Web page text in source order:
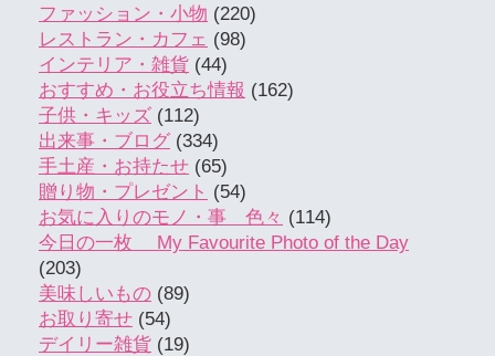
ファッション・小物 (220)
レストラン・カフェ (98)
インテリア・雑貨 (44)
おすすめ・お役立ち情報 (162)
子供・キッズ (112)
出来事・ブログ (334)
手土産・お持たせ (65)
贈り物・プレゼント (54)
お気に入りのモノ・事 色々 (114)
今日の一枚 My Favourite Photo of the Day
(203)
美味しいもの (89)
お取り寄せ (54)
デイリー雑貨 (19)